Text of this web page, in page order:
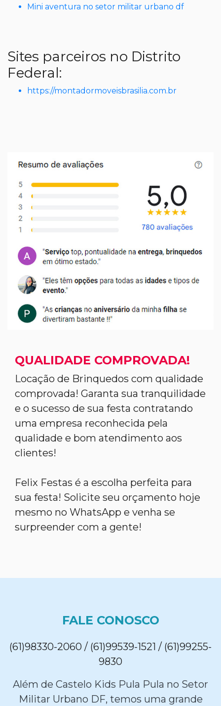
Mini aventura no setor militar urbano df
Sites parceiros no Distrito
Federal:
https://montadormoveisbrasilia.com.br
QUALIDADE COMPROVADA!
Locação de Brinquedos com qualidade
comprovada! Garanta sua tranquilidade
e o sucesso de sua festa contratando
uma empresa reconhecida pela
qualidade e bom atendimento aos
clientes!
Felix Festas é a escolha perfeita para
sua festa! Solicite seu orçamento hoje
mesmo no WhatsApp e venha se
surpreender com a gente!
FALE CONOSCO
(61)98330-2060 / (61)99539-1521 / (61)99255-
9830
Além de Castelo Kids Pula Pula no Setor
Militar Urbano DF, temos uma grande